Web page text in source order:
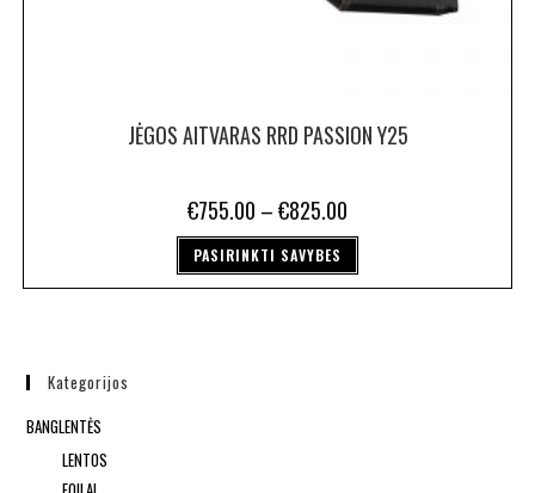
JĖGOS AITVARAS RRD PASSION Y25
€755.00 –€825.00
PASIRINKTI SAVYBES
Kategorijos
BANGLENTĖS
LENTOS